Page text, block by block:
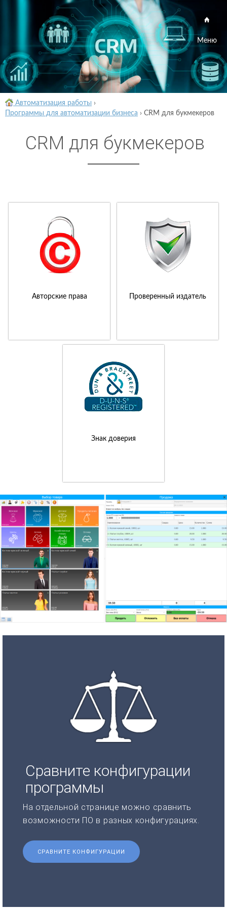
Меню
Автоматизация работы ›
Программы для автоматизации бизнеса › CRM для букмекеров
CRM для букмекеров
Авторские права Проверенный издатель
Знак доверия
Сравните конфигурации
программы
На отдельной странице можно сравнить
возможности ПО в разных конфигурациях.
СРАВНИТЕ КОНФИГУРАЦИИ